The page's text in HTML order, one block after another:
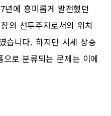
에 흥미롭게 발전했던
의 선두주자로서의 위치
습니다. 하지만 시세 상승
로 분류되는 문제는 이에